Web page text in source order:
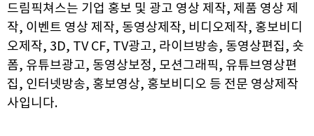
드림픽쳐스는 기업 홍보 및 광고 영상 제작, 제품 영상 제
작, 이벤트 영상 제작, 동영상제작, 비디오제작, 홍보비디
오제작, 3D, TV CF, TV광고, 라이브방송, 동영상편집, 숏
폼, 유튜브광고, 동영상보정, 모션그래픽, 유튜브영상편
집, 인터넷방송, 홍보영상, 홍보비디오 등 전문 영상제작
사입니다.